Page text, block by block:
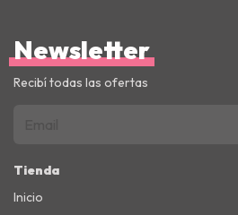
Newsletter
Recibí todas las ofertas
Tienda
Inicio